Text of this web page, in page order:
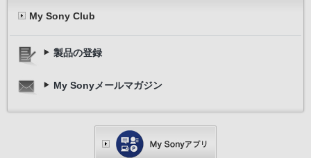
My Sony Club
製品の登録
My Sonyメールマガジン